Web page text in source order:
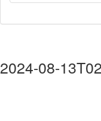
2024-08-